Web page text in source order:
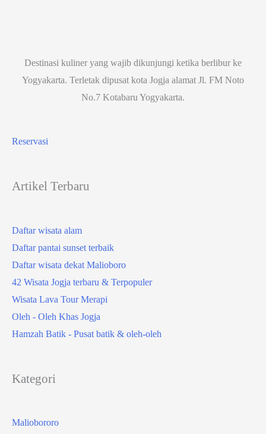
Destinasi kuliner yang wajib dikunjungi ketika berlibur ke
Yogyakarta. Terletak dipusat kota Jogja alamat Jl. FM Noto
No.7 Kotabaru Yogyakarta.
Reservasi
Artikel Terbaru
Daftar wisata alam
Daftar pantai sunset terbaik
Daftar wisata dekat Malioboro
42 Wisata Jogja terbaru & Terpopuler
Wisata Lava Tour Merapi
Oleh - Oleh Khas Jogja
Hamzah Batik - Pusat batik & oleh-oleh
Kategori
Maliobororo